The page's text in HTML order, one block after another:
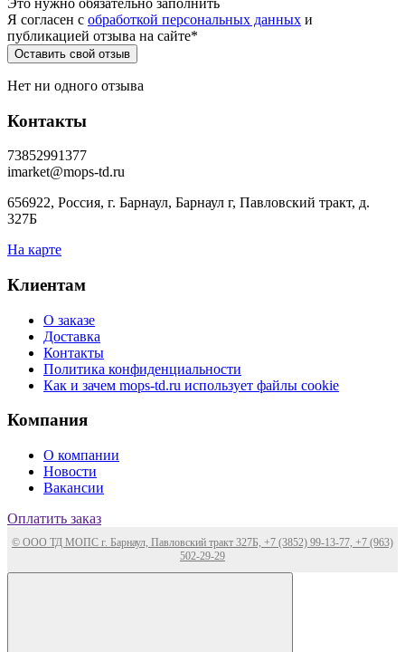
Я согласен c обработкой персональных данных и
публикацией отзыва на сайте*
Нет ни одного отзыва
Контакты
73852991377
imarket@mops-td.ru
656922, Россия, г. Барнаул, Барнаул г, Павловский тракт, д.
327Б
На карте
Клиентам
О заказе
Доставка
Контакты
Политика конфиденциальности
Как и зачем mops-td.ru использует файлы cookie
Компания
О компании
Новости
Вакансии
Оплатить заказ
© ООО ТД МОПС г. Барнаул, Павловский тракт 327Б, +7 (3852) 99-13-77, +7 (963)
502-29-29